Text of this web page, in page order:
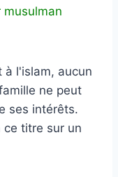
à l'islam, aucun
ne peut
ses intérêts.
ce titre sur un